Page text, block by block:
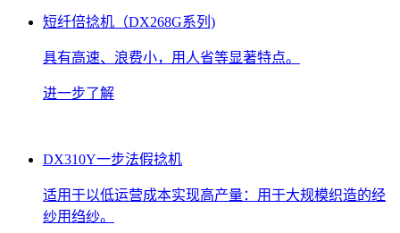
短纤倍捻机（DX268G系列)
具有高速、浪费小，用人省等显著特点。
进一步了解
DX310Y一步法假捻机
适用于以低运营成本实现高产量：用于大规模织造的经
纱用绉纱。